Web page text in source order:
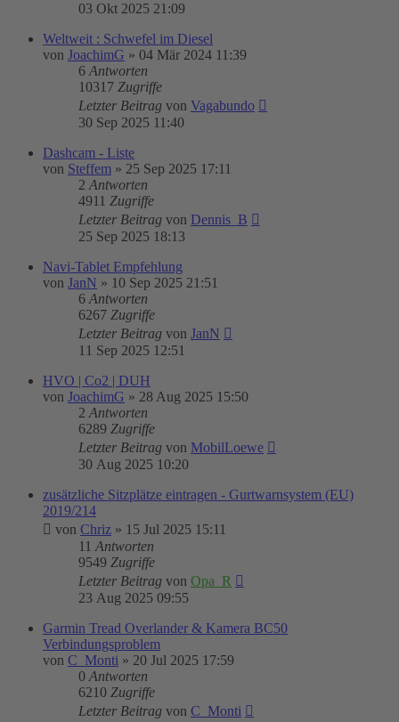
03 Okt 2025 21:09
Weltweit : Schwefel im Diesel
von JoachimG » 04 Mär 2024 11:39
6 Antworten
10317 Zugriffe
Letzter Beitrag von Vagabundo
30 Sep 2025 11:40
Dashcam - Liste
von Steffem » 25 Sep 2025 17:11
2 Antworten
4911 Zugriffe
Letzter Beitrag von Dennis_B
25 Sep 2025 18:13
Navi-Tablet Empfehlung
von JanN » 10 Sep 2025 21:51
6 Antworten
6267 Zugriffe
Letzter Beitrag von JanN
11 Sep 2025 12:51
HVO | Co2 | DUH
von JoachimG » 28 Aug 2025 15:50
2 Antworten
6289 Zugriffe
Letzter Beitrag von MobilLoewe
30 Aug 2025 10:20
zusätzliche Sitzplätze eintragen - Gurtwarnsystem (EU)
2019/214
von Chriz » 15 Jul 2025 15:11
11 Antworten
9549 Zugriffe
Letzter Beitrag von Opa_R
23 Aug 2025 09:55
Garmin Tread Overlander & Kamera BC50
Verbindungsproblem
von C_Monti » 20 Jul 2025 17:59
0 Antworten
6210 Zugriffe
Letzter Beitrag von C_Monti